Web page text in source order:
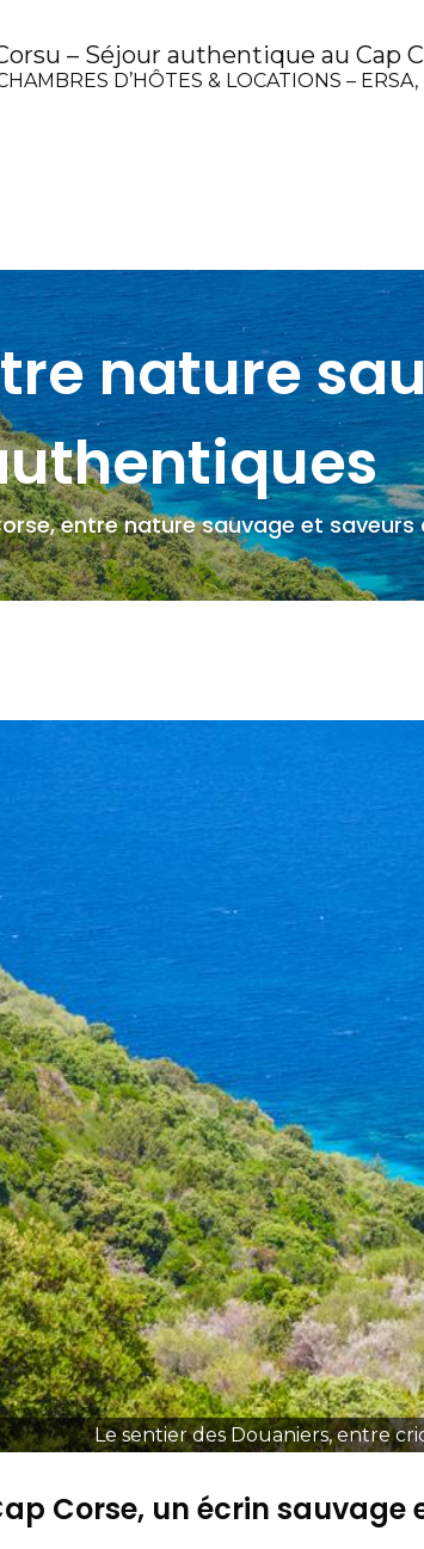
– Séjour authentique au Cap
D’HÔTES & LOCATIONS – ERSA,
nature
entre nature sauvage et
Le sentier des Douaniers, entre
Corse, un écrin